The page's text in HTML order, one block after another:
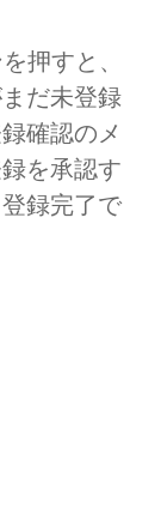
押すと、
だ未登録
確認のメ
を承認す
録完了で